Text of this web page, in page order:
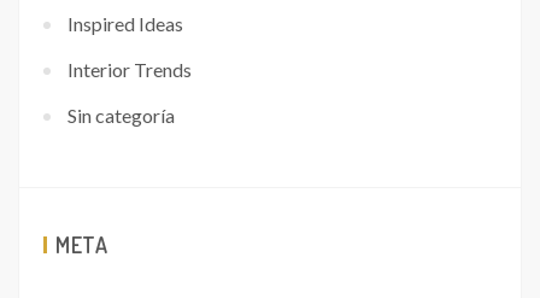
Inspired Ideas
Interior Trends
Sin categoría
META